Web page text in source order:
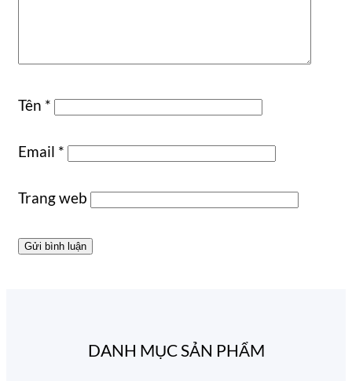
Tên *
Email *
Trang web
DANH MỤC SẢN PHẨM